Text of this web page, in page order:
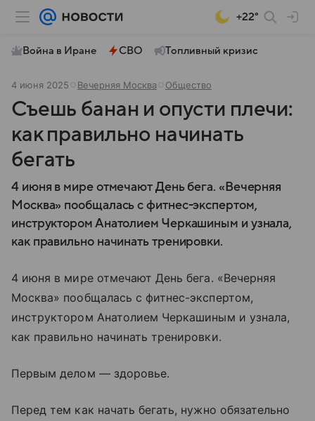
+22°
Война в Иране СВО Топливный кризис
4 июня 2025 Вечерняя Москва Общество
Съешь банан и опусти плечи:
как правильно начинать
бегать
4 июня в мире отмечают День бега. «Вечерняя
Москва» пообщалась с фитнес-экспертом,
инструктором Анатолием Черкашиным и узнала,
как правильно начинать тренировки.
4 июня в мире отмечают День бега. «Вечерняя
Москва» пообщалась с фитнес-экспертом,
инструктором Анатолием Черкашиным и узнала,
как правильно начинать тренировки.
Первым делом — здоровье.
Перед тем как начать бегать, нужно обязательно